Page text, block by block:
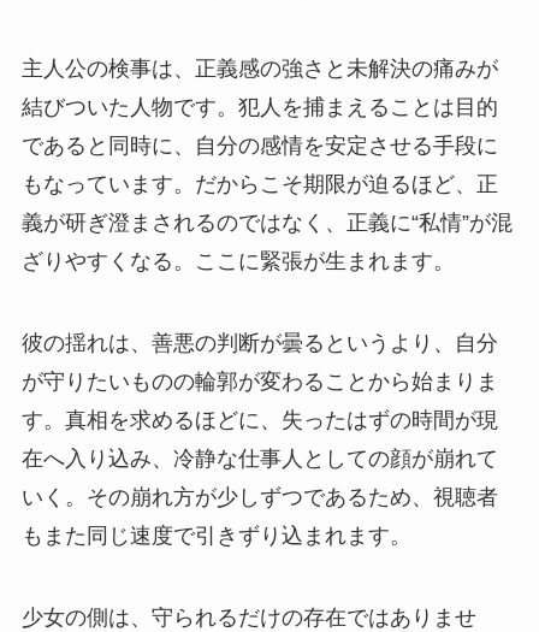
主人公の検事は、正義感の強さと未解決の痛みが
結びついた人物です。犯人を捕まえることは目的
であると同時に、自分の感情を安定させる手段に
もなっています。だからこそ期限が迫るほど、正
義が研ぎ澄まされるのではなく、正義に“私情”が混
ざりやすくなる。ここに緊張が生まれます。
彼の揺れは、善悪の判断が曇るというより、自分
が守りたいものの輪郭が変わることから始まりま
す。真相を求めるほどに、失ったはずの時間が現
在へ入り込み、冷静な仕事人としての顔が崩れて
いく。その崩れ方が少しずつであるため、視聴者
もまた同じ速度で引きずり込まれます。
少女の側は、守られるだけの存在ではありませ